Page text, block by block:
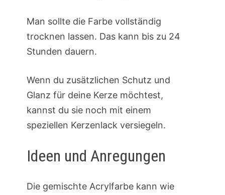
Man sollte die Farbe vollständig
trocknen lassen. Das kann bis zu 24
Stunden dauern.
Wenn du zusätzlichen Schutz und
Glanz für deine Kerze möchtest,
kannst du sie noch mit einem
speziellen Kerzenlack versiegeln.
Ideen und Anregungen
Die gemischte Acrylfarbe kann wie